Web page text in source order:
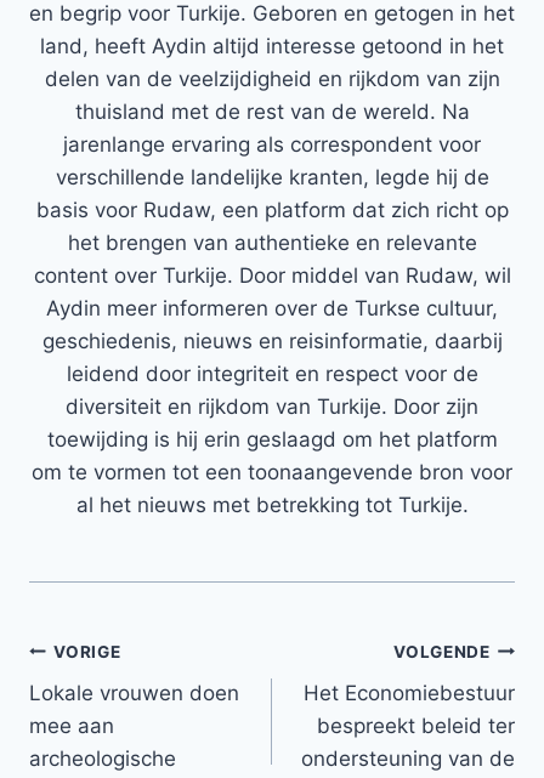
en begrip voor Turkije. Geboren en getogen in het
land, heeft Aydin altijd interesse getoond in het
delen van de veelzijdigheid en rijkdom van zijn
thuisland met de rest van de wereld. Na
jarenlange ervaring als correspondent voor
verschillende landelijke kranten, legde hij de
basis voor Rudaw, een platform dat zich richt op
het brengen van authentieke en relevante
content over Turkije. Door middel van Rudaw, wil
Aydin meer informeren over de Turkse cultuur,
geschiedenis, nieuws en reisinformatie, daarbij
leidend door integriteit en respect voor de
diversiteit en rijkdom van Turkije. Door zijn
toewijding is hij erin geslaagd om het platform
om te vormen tot een toonaangevende bron voor
al het nieuws met betrekking tot Turkije.
Bericht
navigatie
VORIGE
Lokale vrouwen doen
mee aan
archeologische
VOLGENDE
Het Economiebestuur
bespreekt beleid ter
ondersteuning van de